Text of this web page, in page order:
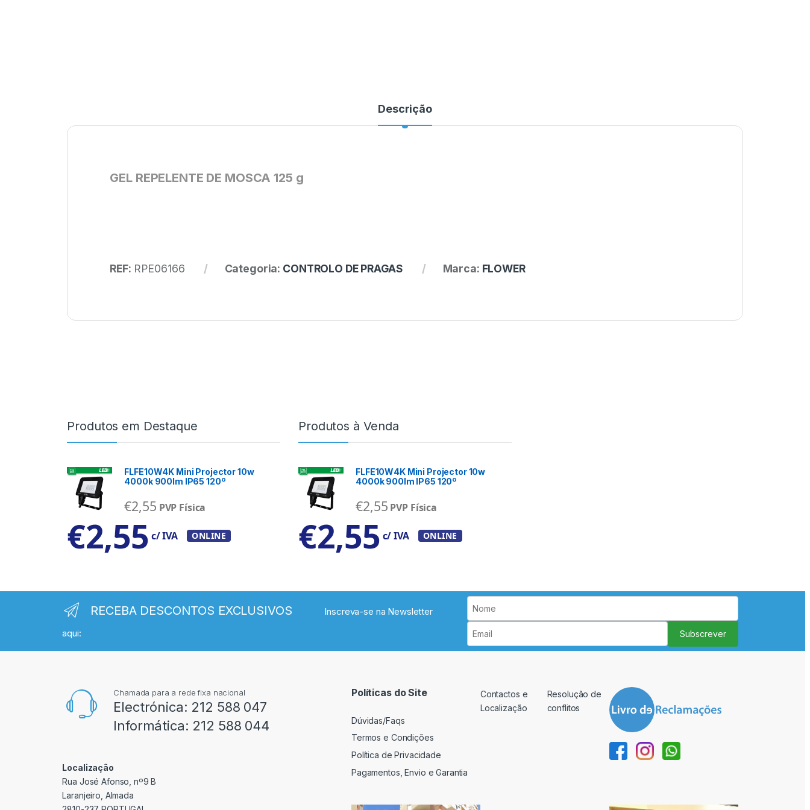
Descrição
GEL REPELENTE DE MOSCA 125 g
REF: RPE06166 Categoria: CONTROLO DE PRAGAS Marca: FLOWER
Produtos em Destaque
FLFE10W4K Mini Projector 10w
4000k 900lm IP65 120º
€2,55 PVP Física
€2,55 c/ IVA ONLINE
Produtos à Venda
FLFE10W4K Mini Projector 10w
4000k 900lm IP65 120º
€2,55 PVP Física
€2,55 c/ IVA ONLINE
RECEBA DESCONTOS EXCLUSIVOS
Inscreva-se na Newsletter
aqui:
Subscrever
Chamada para a rede fixa nacional
Electrónica: 212 588 047
Informática: 212 588 044
Localização
Rua José Afonso, nº9 B
Laranjeiro, Almada
Políticas do Site
Dúvidas/Faqs
Termos e Condições
Política de Privacidade
Pagamentos, Envio e Garantia
Contactos e
Localização
Resolução de
conflitos